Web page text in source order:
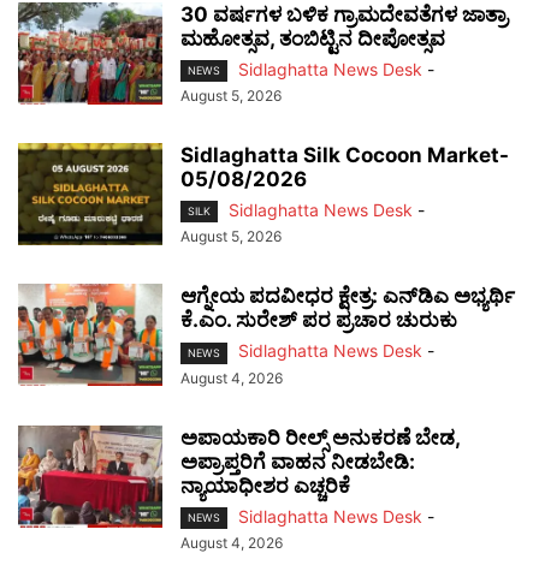
30 ವರ್ಷಗಳ ಬಳಿಕ ಗ್ರಾಮದೇವತೆಗಳ ಜಾತ್ರಾ
ಮಹೋತ್ಸವ, ತಂಬಿಟ್ಟಿನ ದೀಪೋತ್ಸವ
NEWS Sidlaghatta News Desk -
August 5, 2026
Sidlaghatta Silk Cocoon Market-
05/08/2026
SILK Sidlaghatta News Desk -
August 5, 2026
ಆಗ್ನೇಯ ಪದವೀಧರ ಕ್ಷೇತ್ರ: ಎನ್‌ಡಿಎ ಅಭ್ಯರ್ಥಿ
ಕೆ.ಎಂ. ಸುರೇಶ್ ಪರ ಪ್ರಚಾರ ಚುರುಕು
NEWS Sidlaghatta News Desk -
August 4, 2026
ಅಪಾಯಕಾರಿ ರೀಲ್ಸ್ ಅನುಕರಣೆ ಬೇಡ,
ಅಪ್ರಾಪ್ತರಿಗೆ ವಾಹನ ನೀಡಬೇಡಿ:
ನ್ಯಾಯಾಧೀಶರ ಎಚ್ಚರಿಕೆ
NEWS Sidlaghatta News Desk -
August 4, 2026